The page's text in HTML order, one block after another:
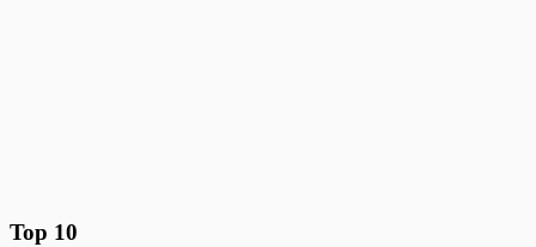
Top 10